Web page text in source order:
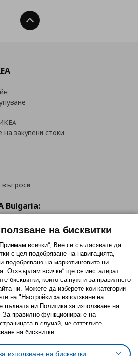
Нагоре
закупени стоки
въпроси
Bulgaria:
PinterestInstagram
на бисквитки (Cookies)
за използване на бисквитки
на бисквитки
всички“, Вие се съгласявате да
с цел подобряване на навигацията,
подобряване на маркетинговите ни
„Отхвърлям всички“ ще се инсталират
бисквитки, които са нужни за правилното
ни. Можете да изберете кои категории
на "Настройки за използване на
пълната ни Политика за използване на
За правилно функциониране на
в случай, че оттеглите
на бисквитки.
използване на бисквитки